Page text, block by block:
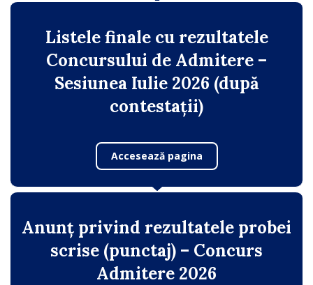
Listele finale cu rezultatele
Concursului de Admitere –
Sesiunea Iulie 2026 (după
contestații)
Accesează pagina
Anunț privind rezultatele probei
scrise (punctaj) – Concurs
Admitere 2026